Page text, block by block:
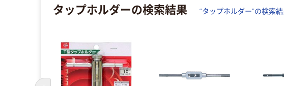
タップホルダーの検索結果 “タップホルダー”の検索